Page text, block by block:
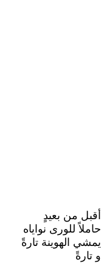
أقبل من بعيدٍ
حاملاً للورى نواياه
يمشي الهوينة تارةً
و تارةً